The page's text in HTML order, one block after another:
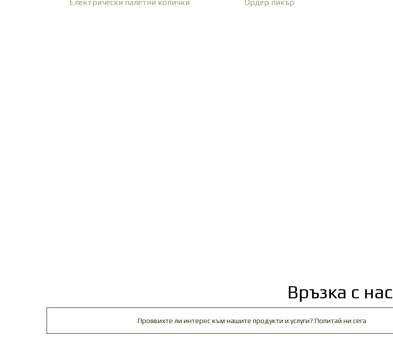
Електрически палетни колички Ордeр пикър
Връзка с нас
Проявихте ли интерес към нашите продукти и услуги? Попитай ни сега